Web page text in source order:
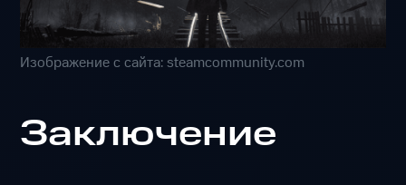
Изображение с сайта: steamcommunity.com
Заключение